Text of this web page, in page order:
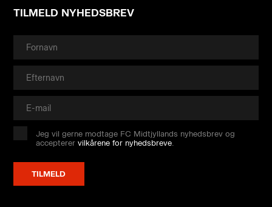
TILMELD NYHEDSBREV
Jeg vil gerne modtage FC Midtjyllands nyhedsbrev og
accepterervilkårene for nyhedsbreve